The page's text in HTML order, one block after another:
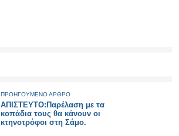
ΠΡΟΗΓΟΥΜΕΝΟ ΑΡΘΡΟ
ΑΠΙΣΤΕΥΤΟ:Παρέλαση με τα
κοπάδια τους θα κάνουν οι
κτηνοτρόφοι στη Σάμο.